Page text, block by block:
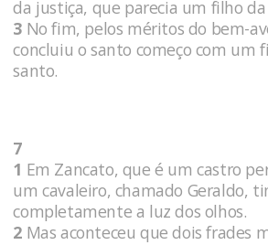
da justiça, que parecia um filho
3 No fim, pelos méritos do bem-
concluiu o santo começo com um
santo.
7
1 Em Zancato, que é um castro
um cavaleiro, chamado Geraldo,
completamente a luz dos olhos.
2 Mas aconteceu que dois frades